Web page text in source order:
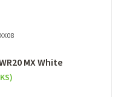
MX White